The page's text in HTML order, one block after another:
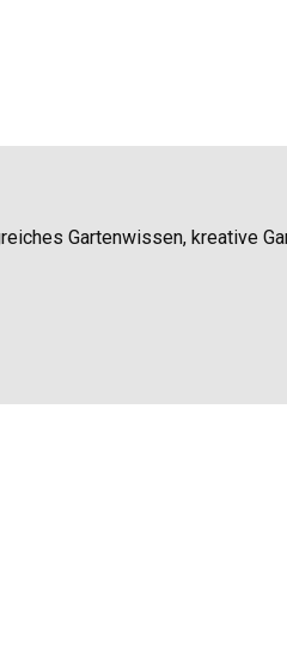
Gartenwissen, kreative